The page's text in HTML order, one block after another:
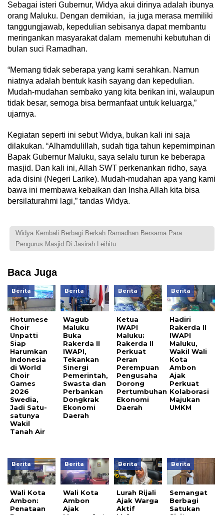
Sebagai isteri Gubernur, Widya akui dirinya adalah ibunya
orang Maluku. Dengan demikian, ia juga merasa memiliki
tanggungjawab, kepedulian sebisanya dapat membantu
meringankan masyarakat dalam memenuhi kebutuhan di
bulan suci Ramadhan.
“Memang tidak seberapa yang kami serahkan. Namun
niatnya adalah bentuk kasih sayang dan kepedulian.
Mudah-mudahan sembako yang kita berikan ini, walaupun
tidak besar, semoga bisa bermanfaat untuk keluarga,”
ujarnya.
Kegiatan seperti ini sebut Widya, bukan kali ini saja
dilakukan. “Alhamdulillah, sudah tiga tahun kepemimpinan
Bapak Gubernur Maluku, saya selalu turun ke beberapa
masjid. Dan kali ini, Allah SWT perkenankan ridho, saya
ada disini (Negeri Larike). Mudah-mudahan apa yang kami
bawa ini membawa kebaikan dan Insha Allah kita bisa
bersilaturahmi lagi,” tandas Widya.
Widya Kembali Berbagi Berkah Ramadhan Bersama Para
Pengurus Masjid Di Jasirah Leihitu
Baca Juga
Berita
Hotumese
Choir
Unpatti
Siap
Harumkan
Indonesia
di World
Choir
Games
2026
Swedia,
Jadi Satu-
satunya
Wakil
Tanah Air
Berita
Wagub
Maluku
Buka
Rakerda II
IWAPI,
Tekankan
Sinergi
Pemerintah,
Swasta dan
Perbankan
Dongkrak
Ekonomi
Daerah
Berita
Ketua
IWAPI
Maluku:
Rakerda II
Perkuat
Peran
Perempuan
Pengusaha
Dorong
Pertumbuhan
Ekonomi
Daerah
Berita
Hadiri
Rakerda II
IWAPI
Maluku,
Wakil Wali
Kota
Ambon
Ajak
Perkuat
Kolaborasi
Majukan
UMKM
Berita
Wali Kota
Ambon:
Penataan
Berita
Wali Kota
Ambon
Ajak
Berita
Lurah Rijali
Ajak Warga
Aktif
Berita
Semangat
Berbagi
Satukan